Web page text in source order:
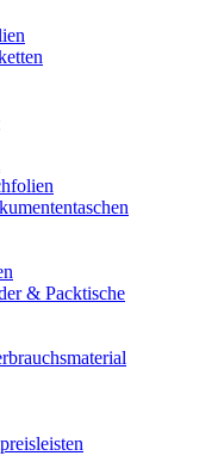
& Packtische